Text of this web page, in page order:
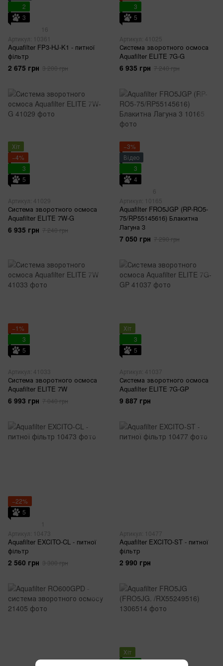
2
3
16
Артикул: 10361
Aquafilter FP3-HJ-K1 - питної
фільтр
2 675 грн 3 200 грн
3
5
Артикул: 41025
Система зворотного осмоса
Aquafilter ELITE 7G-G
6 935 грн 7 240 грн
Хіт
−4%
3
5
Артикул: 41029
Система зворотного осмоса
Aquafilter ELITE 7W-G
6 935 грн 7 240 грн
−3%
Відео
3
4
6
Артикул: 10165
Aquafilter FRO5JGP (RP-RO5-
75/RP55145616) Блакитна
Лагуна 3
7 050 грн 7 290 грн
−1%
3
5
Артикул: 41033
Система зворотного осмоса
Aquafilter ELITE 7W
6 993 грн 7 040 грн
Хіт
3
5
Артикул: 41037
Система зворотного осмоса
Aquafilter ELITE 7G-GP
9 887 грн
−22%
5
1
Артикул: 10473
Aquafilter EXCITO-CL - питної
фільтр
2 560 грн 3 300 грн
Артикул: 10477
Aquafilter EXCITO-ST - питної
фільтр
2 990 грн
Хіт